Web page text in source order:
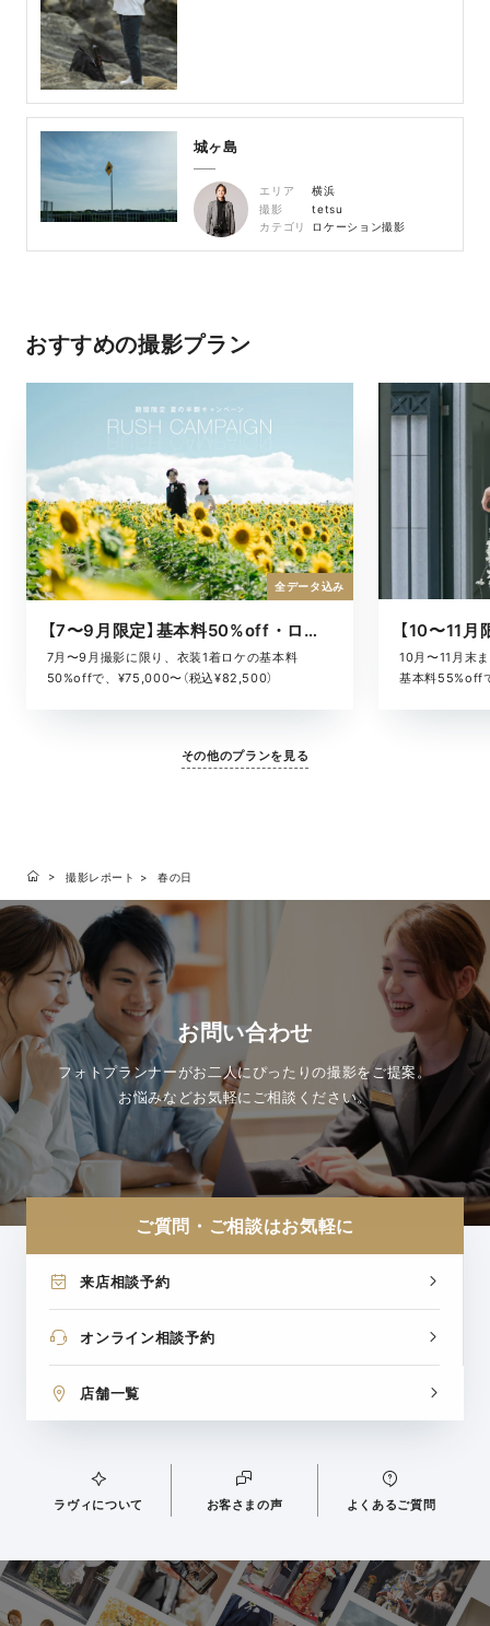
城ヶ島
エリア
横浜
撮影
tetsu
カテゴリ
ロケーション撮影
おすすめの撮影プラン
【7〜9月限定】基本料50%off・ロケキャンペーン
7月〜9月撮影に限り、衣装1着ロケの基本料
50%offで、¥75,000〜（税込¥82,500）
全データ込み
10月〜11月末
基本料55%off
その他のプランを見る
撮影レポート 春の日
お問い合わせ
フォトプランナーがお二人にぴったりの撮影をご提案。
お悩みなどお気軽にご相談ください。
ご質問・ご相談はお気軽に
来店相談予約
オンライン相談予約
店舗一覧
ラヴィについて お客さまの声 よくあるご質問